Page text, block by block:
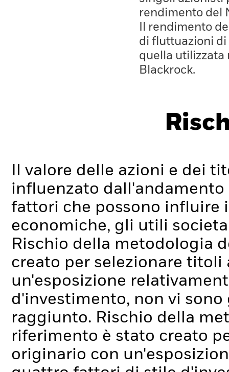
rendimento del
Il rendimento
di fluttuazioni di
quella utilizzata
Blackrock.
Il valore delle azioni e dei
influenzato
fattori che possono influire
economiche, gli utili
Rischio della metodologia
creato per selezionare
un'esposizione
d'investimento, non vi
raggiunto. Rischio della
riferimento è stato creato
originario con